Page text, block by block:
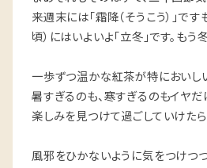
来週末には「霜降（そうこう）」です
頃）にはいよいよ「立冬」です。もう
一歩ずつ温かな紅茶が特においし
暑すぎるのも、寒すぎるのもイヤだ
楽しみを見つけて過ごしていけたら
風邪をひかないように気をつけつ